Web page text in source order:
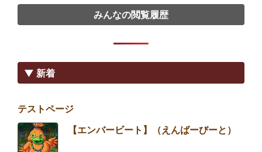
みんなの閲覧履歴
▼ 新着
テストページ
【エンバービート】（えんばーびーと）